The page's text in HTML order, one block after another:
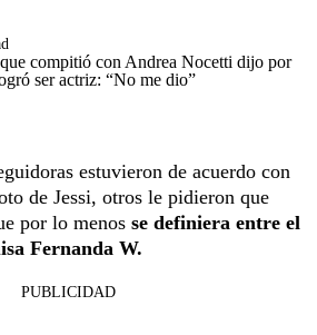
compitió con Andrea Nocetti dijo por
ser actriz: “No me dio”
estuvieron de acuerdo con
de Jessi, otros le pidieron que
por lo menos se definiera entre el
Fernanda W.
PUBLICIDAD